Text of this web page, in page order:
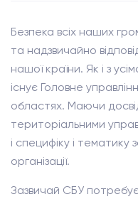
Безпека всіх наших
та надзвичайно
нашої країни. Як і з
існує Головне
областях. Маючи
територіальними
і специфіку і тематику
організації.
Зазвичай СБУ